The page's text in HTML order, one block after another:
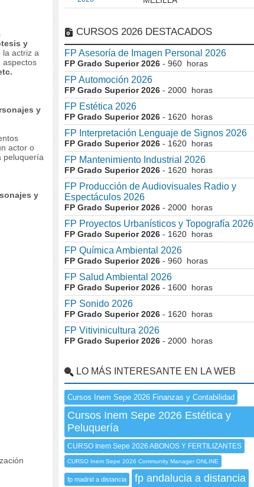
y
la actriz a
aspectos
y
actor o
peluquería
y
CURSOS 2026 DESTACADOS
FP Asesoría de Imagen Personal 2026
FP Grado Superior 2026 - 960 horas
FP Automoción 2026
FP Grado Superior 2026 - 2000 horas
FP Estética 2026
FP Grado Superior 2026 - 1620 horas
FP Interpretación Lenguaje de Signos 2026
FP Grado Superior 2026 - 1620 horas
FP Mantenimiento Industrial 2026
FP Grado Superior 2026 - 1620 horas
FP Producción de Audiovisuales Radio y
Espectáculos 2026
FP Grado Superior 2026 - 2000 horas
FP Proyectos Urbanísticos y Topografía 2026
FP Grado Superior 2026 - 1620 horas
FP Química Ambiental 2026
FP Grado Superior 2026 - 960 horas
FP Salud Ambiental 2026
FP Grado Superior 2026 - 1600 horas
FP Sonido 2026
FP Grado Superior 2026 - 1620 horas
FP Vitivinicultura 2026
FP Grado Superior 2026 - 2000 horas
LO MÁS INTERESANTE EN LA WEB
Cursos Inem Sepe 2026 Finanzas y Contabilidad
Cursos Inem Sepe 2026 Estética y
Peluquería
CURSO Inem Sepe 2026 ABONOS Y FERTILIZANTES
CURSO Inem Sepe 2026 Community Manager ONLINE
fp madrid a distancia fp andalucia a distancia